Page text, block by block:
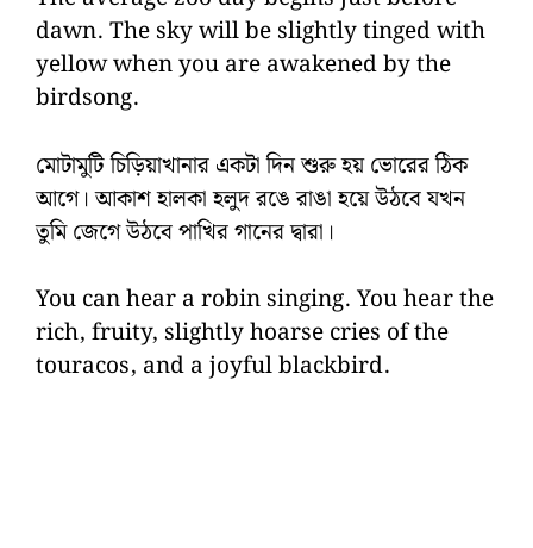
dawn. The sky will be slightly tinged with
yellow when you are awakened by the
birdsong.
মোটামুটি চিড়িয়াখানার একটা দিন শুরু হয় ভোরের ঠিক
আগে। আকাশ হালকা হলুদ রঙে রাঙা হয়ে উঠবে যখন
তুমি জেগে উঠবে পাখির গানের দ্বারা।
You can hear a robin singing. You hear the
rich, fruity, slightly hoarse cries of the
touracos, and a joyful blackbird.